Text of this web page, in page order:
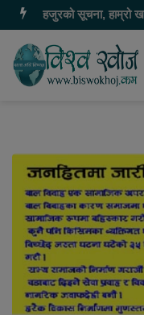
हजुरको सूचना, हाम्रो